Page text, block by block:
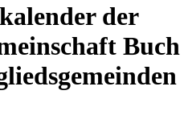
der
Buch